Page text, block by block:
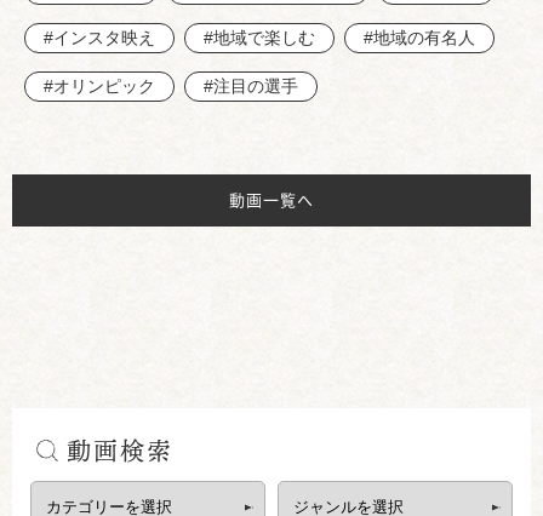
#インスタ映え #地域で楽しむ #地域の有名人
#オリンピック #注目の選手
動画一覧へ
動画検索